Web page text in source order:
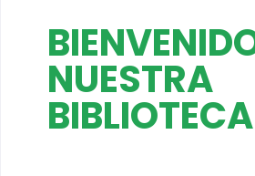
NUESTRA
BIBLIOTECA